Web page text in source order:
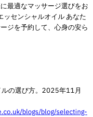
最適なマッサージ選びをお
ッセンシャルオイルあなた
ジを予約して、心身の安ら
の選び方。2025年11月
blogs/blog/selecting-